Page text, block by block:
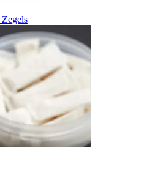
Zegels